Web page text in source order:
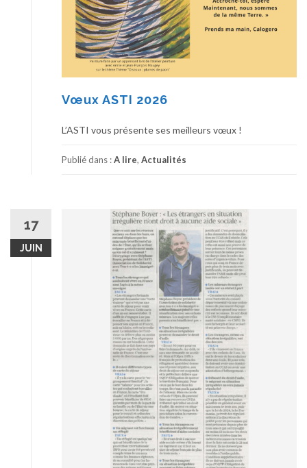
Vœux ASTI 2026
L’ASTI vous présente ses meilleurs vœux !
Publié dans :A lire, Actualités
17
JUIN